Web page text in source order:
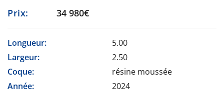
Prix: 34 980€
Longueur:
5.00
Largeur:
2.50
Coque:
résine moussée
Année:
2024